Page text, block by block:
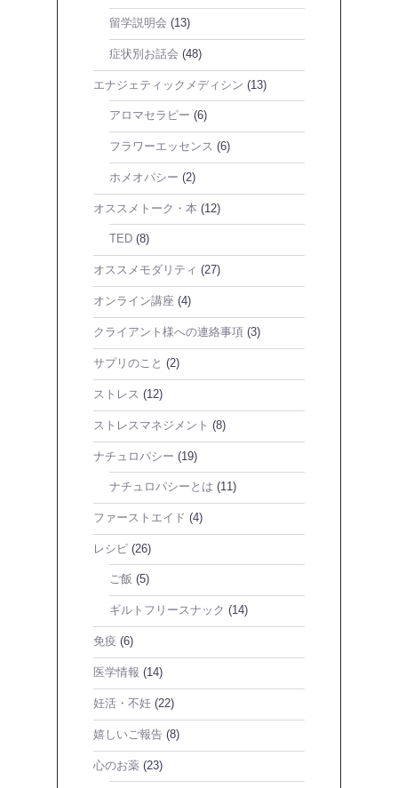
留学説明会 (13)
症状別お話会 (48)
エナジェティックメディシン (13)
アロマセラピー (6)
フラワーエッセンス (6)
ホメオパシー (2)
オススメトーク・本 (12)
TED (8)
オススメモダリティ (27)
オンライン講座 (4)
クライアント様への連絡事項 (3)
サプリのこと (2)
ストレス (12)
ストレスマネジメント (8)
ナチュロパシー (19)
ナチュロパシーとは (11)
ファーストエイド (4)
レシピ (26)
ご飯 (5)
ギルトフリースナック (14)
免疫 (6)
医学情報 (14)
妊活・不妊 (22)
嬉しいご報告 (8)
心のお薬 (23)